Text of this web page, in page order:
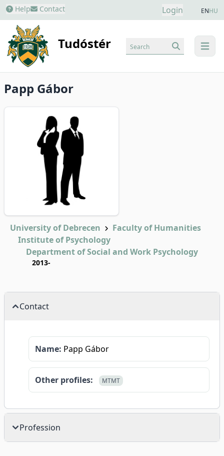
Help Contact Login ENHU
Tudóstér menu
Search
Papp Gábor
University of Debrecen
Faculty of Humanities
Institute of Psychology
Department of Social and Work Psychology
2013-
Contact
Name: Papp Gábor
Other profiles: MTMT
Profession